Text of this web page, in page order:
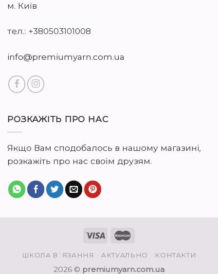
м. Київ
тел.: +380503101008
info@premiumyarn.com.ua
РОЗКАЖІТЬ ПРО НАС
Якщо Вам сподобалось в нашому магазині,
розкажіть про нас своїм друзям.
ШКОЛА В`ЯЗАННЯ АКТУАЛЬНО КОНТАКТИ
2026 © premiumyarn.com.ua